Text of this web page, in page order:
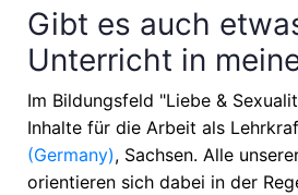
Gibt es auch
Unterricht in
Im Bildungsfeld "Liebe &
Inhalte für die Arbeit als
(Germany), Sachsen. Alle
orientieren sich dabei in der